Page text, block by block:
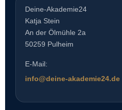
Deine-Akademie24
Katja Stein
An der Ölmühle 2a
50259 Pulheim
E-Mail:
info@deine-akademie24.de